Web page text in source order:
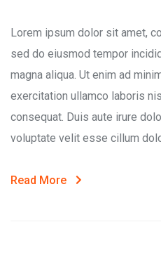
Lorem ipsum dolor sit amet,
sed do eiusmod tempor
magna aliqua. Ut enim ad
exercitation ullamco laboris
consequat. Duis aute irure
voluptate velit esse cillum
Read More